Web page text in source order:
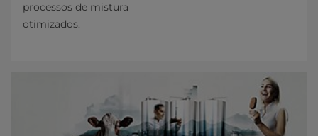
processos de mistura
otimizados.